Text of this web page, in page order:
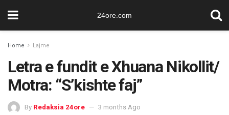
24ore.com
Home Lajme
Letra e fundit e Xhuana Nikollit/
Motra: “S’kishte faj”
By Redaksia 24ore 3 months Ago